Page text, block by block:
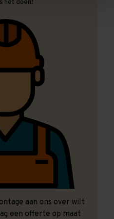
het doen!
aan ons over wilt
een offerte op maat